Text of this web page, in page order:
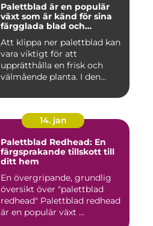
Palettblad är en populär
växt som är känd för sina
färgglada blad och
prydnadsväxt både
inomhus och utomhus
Att klippa ner palettblad kan
vara viktigt för att
upprätthålla en frisk och
välmående planta. I den...
14. jan
Palettblad Redhead: En
färgsprakande tillskott till
ditt hem
En övergripande, grundlig
översikt över "palettblad
redhead" Palettblad redhead
är en populär växt ...